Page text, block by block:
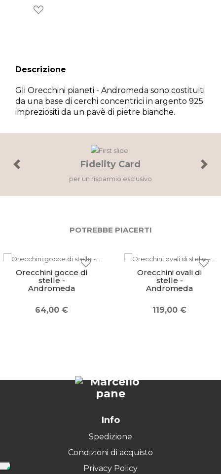
Descrizione
Gli Orecchini pianeti - Andromeda sono costituiti
da una base di cerchi concentrici in argento 925
impreziositi da un pavè di pietre bianche.
Fidelity Card
per un risparmio esclusivo
Previous Next
POTREBBE PIACERTI
Orecchini gocce di
stelle -
Andromeda
64,00 €
Orecchini ovali di
stelle -
Andromeda
119,00 €
Info
Spedizione
Condizioni di acquisto
Privacy Policy
Accedi al tuo account per creare la tua wishlist.